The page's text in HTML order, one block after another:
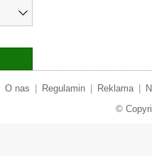
O nas Regulamin Reklama
©